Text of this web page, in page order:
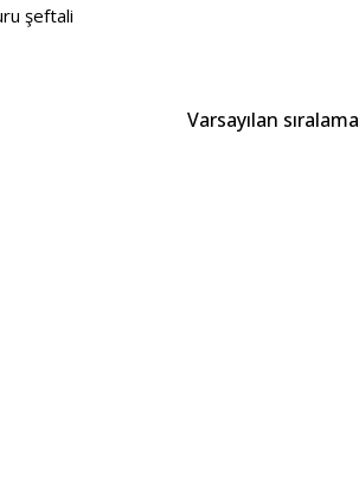
şeftali
Varsayılan sıralama